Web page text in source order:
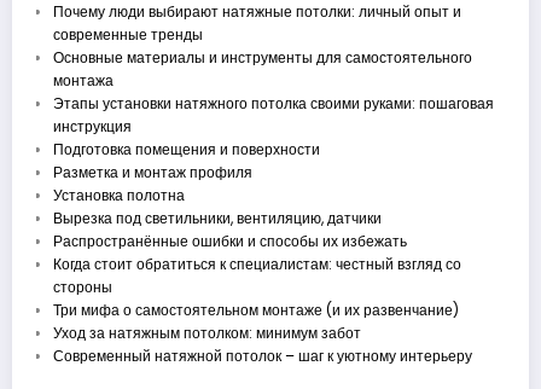
Почему люди выбирают натяжные потолки: личный опыт и
современные тренды
Основные материалы и инструменты для самостоятельного
монтажа
Этапы установки натяжного потолка своими руками: пошаговая
инструкция
Подготовка помещения и поверхности
Разметка и монтаж профиля
Установка полотна
Вырезка под светильники, вентиляцию, датчики
Распространённые ошибки и способы их избежать
Когда стоит обратиться к специалистам: честный взгляд со
стороны
Три мифа о самостоятельном монтаже (и их развенчание)
Уход за натяжным потолком: минимум забот
Современный натяжной потолок – шаг к уютному интерьеру